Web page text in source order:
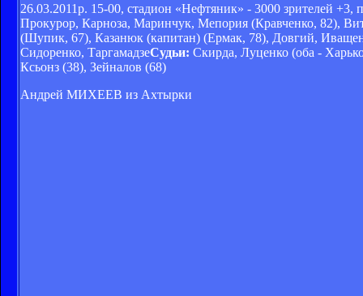
26.03.2011р. 15-00, стадион «Нефтяник» - 3000 зрителей +3,
Прокурор, Карноза, Маринчук, Мепория (Кравченко, 82),
(Шупик, 67), Казанюк (капитан) (Ермак, 78), Довгий,
Сидоренко, ТаргамадзеСудьи: Скирда, Луценко (оба -
Ксьонз (38), Зейналов (68)
Андрей МИХЕЕВ из Ахтырки